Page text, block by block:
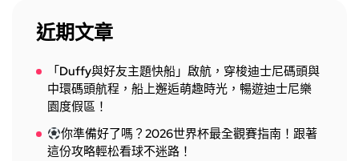
近期文章
「Duffy與好友主題快船」啟航，穿梭迪士尼碼頭與
中環碼頭航程，船上邂逅萌趣時光，暢遊迪士尼樂
園度假區！
你準備好了嗎？2026世界杯最全觀賽指南！跟著
這份攻略輕松看球不迷路！